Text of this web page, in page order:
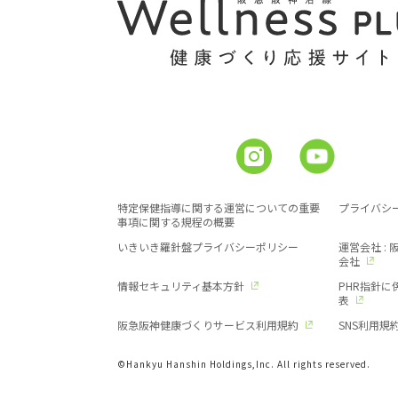
特定保健指導に関する運営についての重要
事項に関する規程の概要
プライバシ
いきいき羅針盤プライバシーポリシー
運営会社 :
会社
情報セキュリティ基本方針
PHR指針に
表
阪急阪神健康づくりサービス利用規約
SNS利用規
©Hankyu Hanshin Holdings,Inc. All rights reserved.